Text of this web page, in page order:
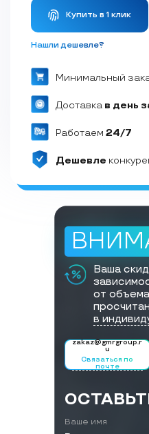
Купить в 1 клик
Нашли дешевле?
Минимальный
Доставка в день
Работаем 24/7
Дешевле
Ваша
от
в
zakaz@gmrgroup.r
u
Связаться по
почте
Ваше имя